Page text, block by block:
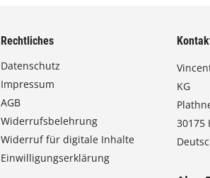
Rechtliches
Datenschutz
Impressum
AGB
Widerrufsbelehrung
Widerruf für digitale Inhalte
Einwilligungserklärung
KG
30175